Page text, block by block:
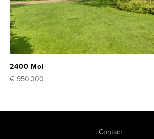
2400 Mol
€ 950.000
Contact